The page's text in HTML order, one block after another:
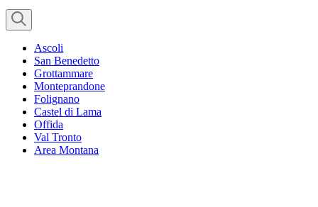
Ascoli
San Benedetto
Grottammare
Monteprandone
Folignano
Castel di Lama
Offida
Val Tronto
Area Montana